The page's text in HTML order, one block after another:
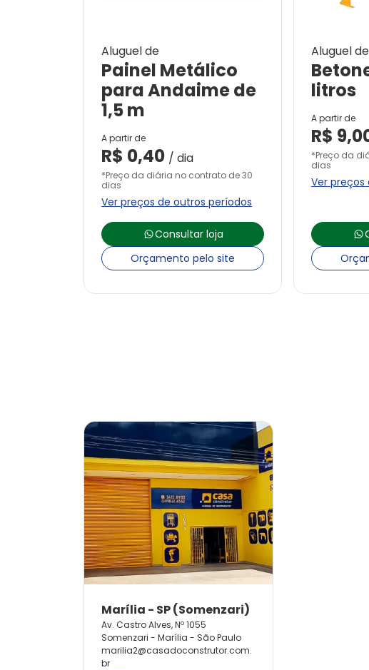
Aluguel de
Painel Metálico
para Andaime de
1,5 m
A partir de
R$ 0,40 / dia
*Preço da diária no contrato de 30
dias
Ver preços de outros períodos
Consultar loja
Orçamento pelo site
Aluguel de
litros
A partir de
R$
*Preço da
dias
Ver preços
Av. Castro Alves, Nº 1055
Somenzari - Marília - São Paulo
marilia2@casadoconstrutor.com.
br